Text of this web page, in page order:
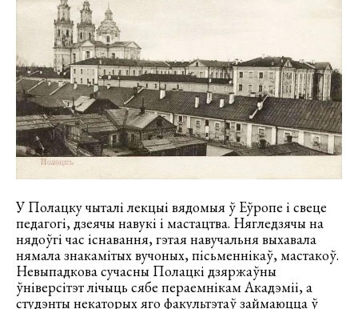
У Полацку чыталі лекцыі вядомыя ў Еўропе і свеце
педагогі, дзеячы навукі і мастацтва. Нягледзячы на
нядоўгі час існавання, гэтая навучальня выхавала
нямала знакамітых вучоных, пісьменнікаў, мастакоў.
Невыпадкова сучасны Полацкі дзяржаўны
ўніверсітэт лічыць сябе пераемнікам Акадэміі, а
студэнты некаторых яго факультэтаў займаюцца ў